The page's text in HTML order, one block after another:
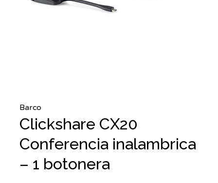
Barco
Clickshare CX20
Conferencia inalambrica
– 1 botonera